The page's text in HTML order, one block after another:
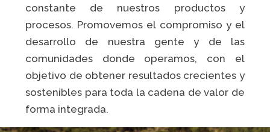
VER LISTA COMPLETA
constante de nuestros productos y
procesos. Promovemos el compromiso y el
desarrollo de nuestra gente y de las
comunidades donde operamos, con el
objetivo de obtener resultados crecientes y
sostenibles para toda la cadena de valor de
forma integrada.